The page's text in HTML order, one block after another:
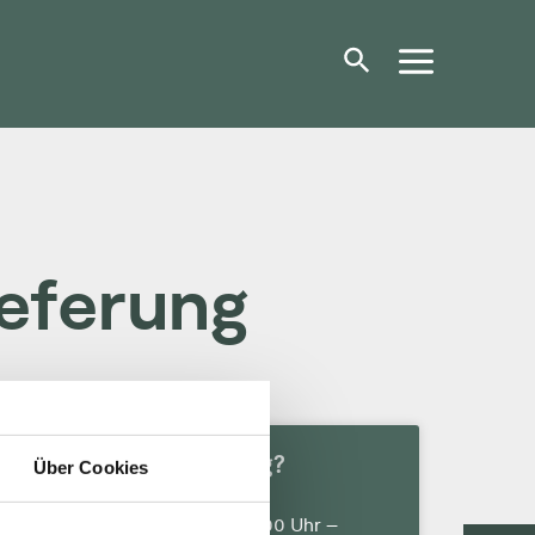
Über Cookies
Gibt es Frühabholung?
An vielen Standorten ab 07.00 Uhr –